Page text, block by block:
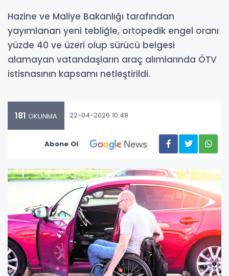
Hazine ve Maliye Bakanlığı tarafından
yayımlanan yeni tebliğle, ortopedik engel oranı
yüzde 40 ve üzeri olup sürücü belgesi
alamayan vatandaşların araç alımlarında ÖTV
istisnasının kapsamı netleştirildi.
181 OKUNMA 22-04-2026 10:48
Abone Ol